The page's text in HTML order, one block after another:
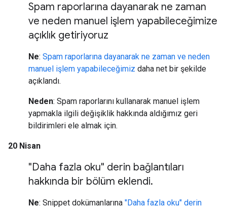
Spam raporlarına dayanarak ne zaman
ve neden manuel işlem yapabileceğimize
açıklık getiriyoruz
Ne: Spam raporlarına dayanarak ne zaman ve neden
manuel işlem yapabileceğimiz daha net bir şekilde
açıklandı.
Neden: Spam raporlarını kullanarak manuel işlem
yapmakla ilgili değişiklik hakkında aldığımız geri
bildirimleri ele almak için.
20 Nisan
"Daha fazla oku" derin bağlantıları
hakkında bir bölüm eklendi.
Ne: Snippet dokümanlarına "Daha fazla oku" derin